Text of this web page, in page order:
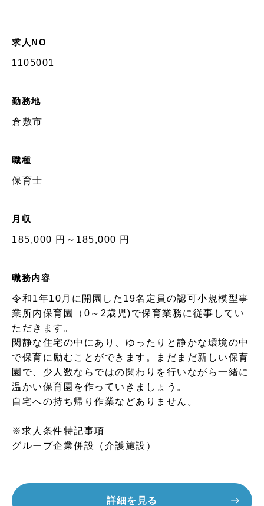
求人NO
1105001
勤務地
倉敷市
職種
保育士
月収
185,000 円～185,000 円
職務内容
令和1年10月に開園した19名定員の認可小規模型事
業所内保育園（0～2歳児)で保育業務に従事してい
ただきます。
閑静な住宅の中にあり、ゆったりと静かな環境の中
で保育に励むことができます。まだまだ新しい保育
園で、少人数ならではの関わりを行いながら一緒に
温かい保育園を作っていきましょう。
自宅への持ち帰り作業などありません。
※求人条件特記事項
グループ企業併設（介護施設）
詳細を見る